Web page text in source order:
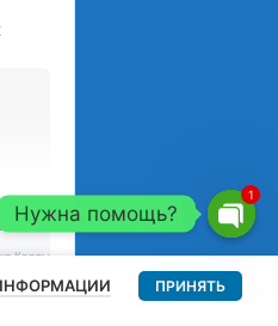
Карты
ПРИНЯТЬ
Нужна помощь?
Open
chaty
1